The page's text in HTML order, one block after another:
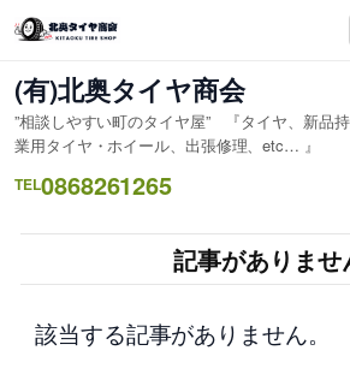
容
を
ス
キ
ッ
プ
(有)北奥タイヤ商会
”相談しやすい町のタイヤ屋” 『タイヤ、新品
業用タイヤ・ホイール、出張修理、etc… 』
TEL0868261265
記事がありませ
該当する記事がありません。